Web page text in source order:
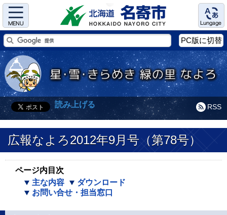
Menu Language
PC版に切替
RSS
読み上げる
広報なよろ2012年9月号（第78号）
ページ内目次
主な内容
ダウンロード
お問い合せ・担当窓口